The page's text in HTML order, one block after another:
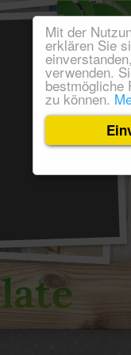
Mit der
erklären Sie
verwenden.
bestmögliche
zu können.